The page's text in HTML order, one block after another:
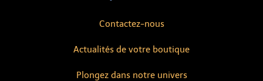
Contactez-nous
Actualités de votre boutique
Plongez dans notre univers